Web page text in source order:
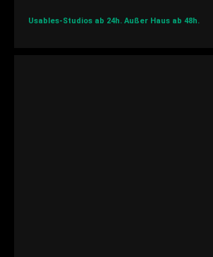
Usables-Studios ab 24h. Außer Haus ab 48h.